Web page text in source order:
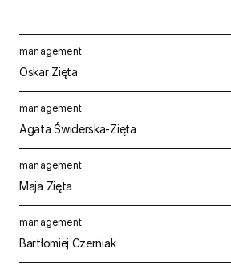
management
Oskar Zięta
management
Agata Świderska-Zięta
management
Maja Zięta
management
Bartłomiej Czerniak